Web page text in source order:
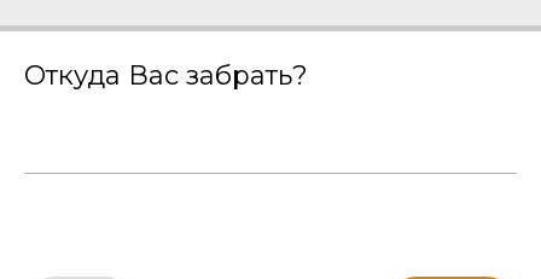
Откуда Вас забрать?